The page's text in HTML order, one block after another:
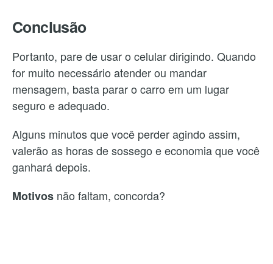
Conclusão
Portanto, pare de usar o celular dirigindo. Quando
for muito necessário atender ou mandar
mensagem, basta parar o carro em um lugar
seguro e adequado.
Alguns minutos que você perder agindo assim,
valerão as horas de sossego e economia que você
ganhará depois.
Motivos não faltam, concorda?